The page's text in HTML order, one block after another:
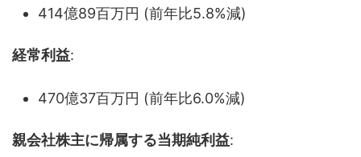
414億89百万円 (前年比5.8%減)
経常利益:
470億37百万円 (前年比6.0%減)
親会社株主に帰属する当期純利益: